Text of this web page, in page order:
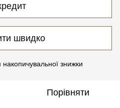
швидко
знижки
Порівняти